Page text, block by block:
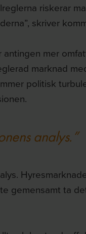
riskerar
skriver
mer
marknad
politisk
analys.”
gemensamt ta